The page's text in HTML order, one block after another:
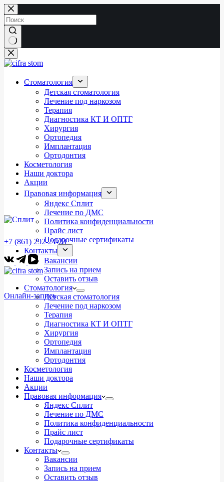
Перейти
к
сути
Ничего
не
Стоматология
Детская стоматология
Лечение под наркозом
Терапия
Диагностика КТ И ОПТГ
Хирургия
Ортопедия
Имплантация
Ортодонтия
Косметология
Наши доктора
Акции
Правовая информация
Яндекс Сплит
Лечение по ДМС
Политика конфиденциальности
Прайс лист
Подарочные сертификаты
Контакты
Вакансии
Запись на прием
Оставить отзыв
Онлайн-запись
+7 (861) 292-24-24
Стоматология
Детская стоматология
Лечение под наркозом
Терапия
Диагностика КТ И ОПТГ
Хирургия
Ортопедия
Имплантация
Ортодонтия
Косметология
Наши доктора
Акции
Правовая информация
Яндекс Сплит
Лечение по ДМС
Политика конфиденциальности
Прайс лист
Подарочные сертификаты
Контакты
Вакансии
Запись на прием
Оставить отзыв